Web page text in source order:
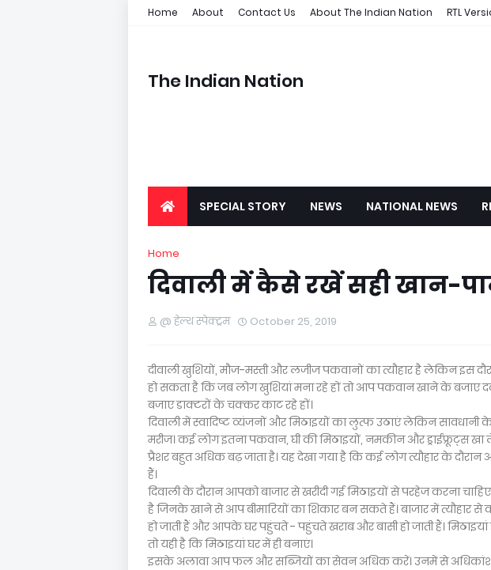
Home About Contact Us About The Indian Nation RTL
The Indian Nation
SPECIAL STORY NEWS NATIONAL NEWS
Home
दिवाली में कैसे रखें सही खान-
@ हेल्थ स्पेक्ट्रम October 25, 2019
दीवाली खुशियों, मौज-मस्ती और लजीज पकवानों का त्यौहार है लेकिन इस
हो सकता है कि जब लोग खुशियां मना रहे हों तो आप पकवान खाने के बजाए
बजाए डाक्टरों के चक्कर काट रहे हों।
दिवाली में स्वादिष्ट व्यंजनों और मिठाइयों का लुत्फ उठाएं लेकिन सावधानी
मरीज। कई लोग इतना पकवान, घी की मिठाइयों, नमकीन और ड्राईफ्रूट्स
प्रैशर बहुत अधिक बढ़ जाता है। यह देखा गया है कि कई लोग त्यौहार के
हैं।
दिवाली के दौरान आपको बाजार से खरीदी गई मिठाइयों से परहेज करना
है जिनके खाने से आप बीमारियों का शिकार बन सकते हैं। बाजार में त्यौहार
हो जाती हैं और आपके घर पहुंचते - पहुंचते खराब और बासी हो जाती हैं।
तो यही है कि मिठाइयां घर में ही बनाएं।
इसके अलावा आप फल और सब्जियों का सेवन अधिक करें। उनमें से अधिकांश